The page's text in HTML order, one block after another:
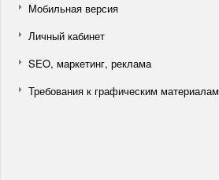
Мобильная версия
Личный кабинет
SEO, маркетинг, реклама
Требования к графическим материалам